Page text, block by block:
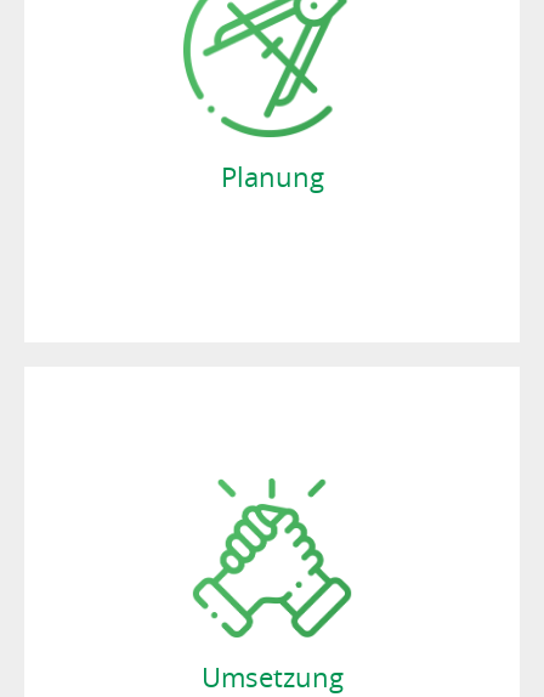
Planung
Profitieren Sie von unserer langjährigen
Berufserfahrung im Bereich der
Zeltvermietung. Wir erstellen Ihnen ein
passgenaues Angebot, das sich nach den
Rahmenbedingungen Ihrer Veranstaltung
Umsetzung
UMSETZUNG
Als Experten auf dem Gebiet der
Zeltvermietung sind wir für Sie rund um die
Uhr, an sieben Tagen in der Woche, im Einsatz.
Unser geschultes Fachpersonal überwacht den
Auf- und Abbau vor Ort. Unsere Flexibilität ist
Ihr Gewinn!